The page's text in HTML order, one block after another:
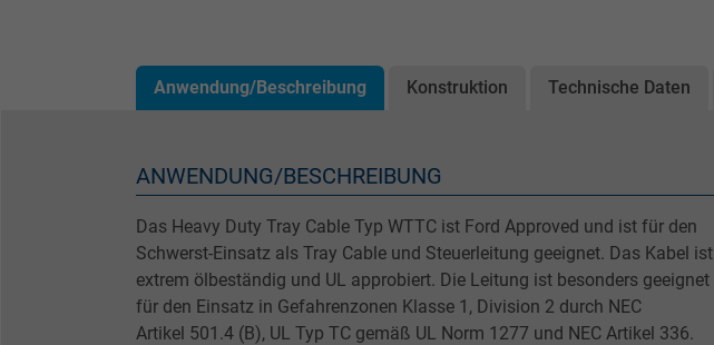
Anwendung/Beschreibung Konstruktion Technische Daten
ANWENDUNG/BESCHREIBUNG
Das Heavy Duty Tray Cable Typ WTTC ist Ford Approved und ist für den
Schwerst-Einsatz als Tray Cable und Steuerleitung geeignet. Das Kabel ist
extrem ölbeständig und UL approbiert. Die Leitung ist besonders geeignet
für den Einsatz in Gefahrenzonen Klasse 1, Division 2 durch NEC
Artikel 501.4 (B), UL Typ TC gemäß UL Norm 1277 und NEC Artikel 336.